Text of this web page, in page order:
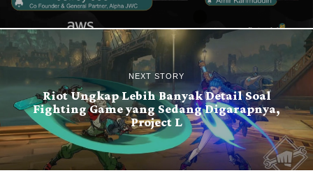
NEXT STORY
Riot Ungkap Lebih Banyak Detail Soal
Fighting Game yang Sedang Digarapnya,
Project L